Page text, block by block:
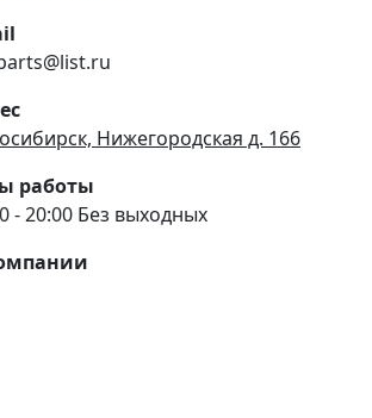
Нижегородская д. 166
работы
- 20:00 Без выходных